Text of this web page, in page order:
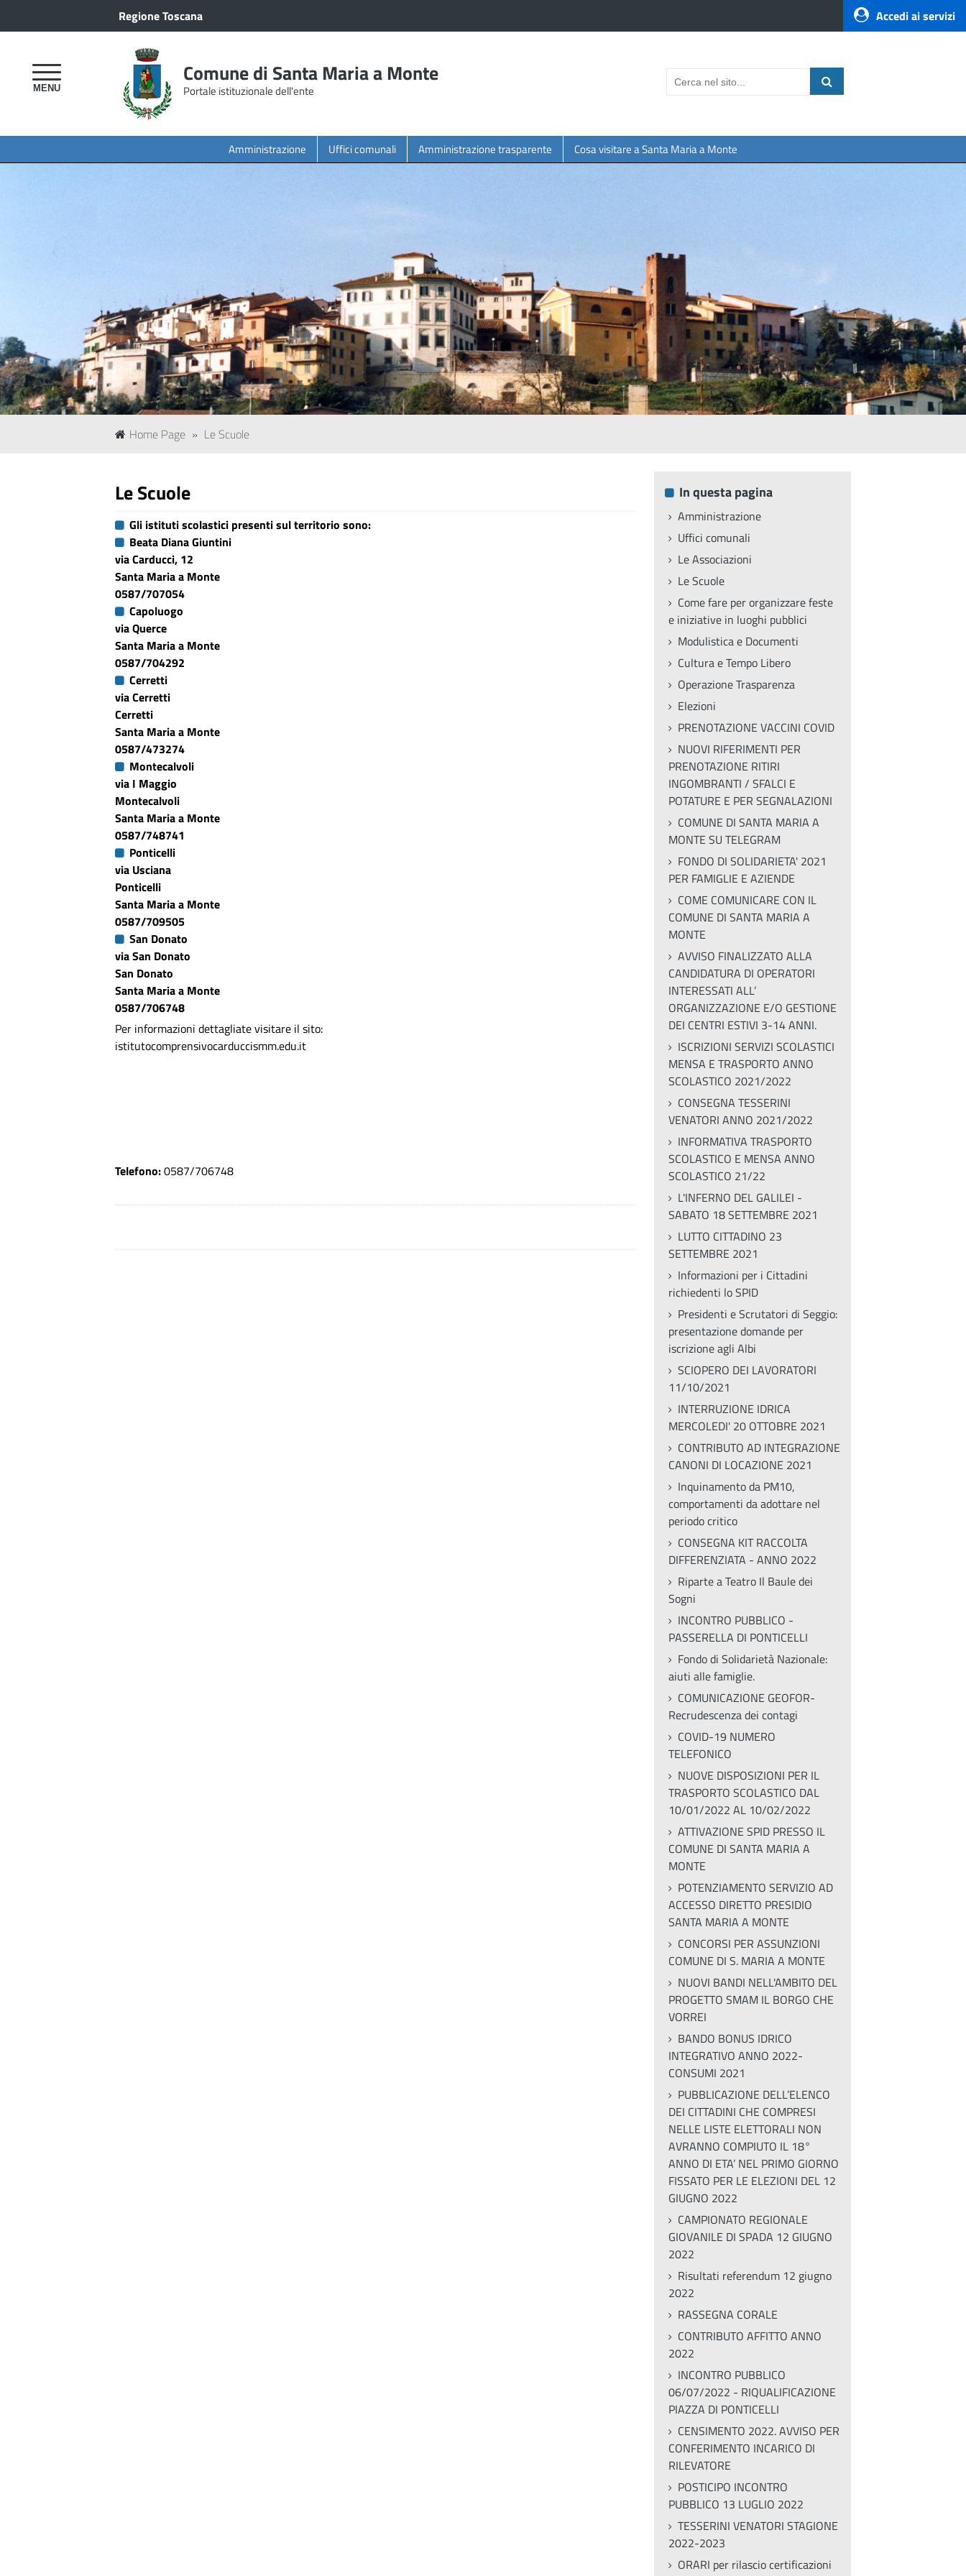
Accedi ai servizi
Regione Toscana
Comune di Santa Maria a Monte
Portale istituzionale dell'ente
Amministrazione Uffici comunali Amministrazione trasparente Cosa visitare a Santa Maria a Monte
Home Page » Le Scuole
Le Scuole
Gli istituti scolastici presenti sul territorio sono:
Beata Diana Giuntini
via Carducci, 12
Santa Maria a Monte
0587/707054
Capoluogo
via Querce
Santa Maria a Monte
0587/704292
Cerretti
via Cerretti
Cerretti
Santa Maria a Monte
0587/473274
Montecalvoli
via I Maggio
Montecalvoli
Santa Maria a Monte
0587/748741
Ponticelli
via Usciana
Ponticelli
Santa Maria a Monte
0587/709505
San Donato
via San Donato
San Donato
Santa Maria a Monte
0587/706748
Per informazioni dettagliate visitare il sito:
istitutocomprensivocarduccismm.edu.it
Telefono:0587/706748
In questa pagina
Amministrazione
Uffici comunali
Le Associazioni
Le Scuole
Come fare per organizzare feste
e iniziative in luoghi pubblici
Modulistica e Documenti
Cultura e Tempo Libero
Operazione Trasparenza
Elezioni
PRENOTAZIONE VACCINI COVID
NUOVI RIFERIMENTI PER
PRENOTAZIONE RITIRI
INGOMBRANTI / SFALCI E
POTATURE E PER SEGNALAZIONI
COMUNE DI SANTA MARIA A
MONTE SU TELEGRAM
FONDO DI SOLIDARIETA' 2021
PER FAMIGLIE E AZIENDE
COME COMUNICARE CON IL
COMUNE DI SANTA MARIA A
MONTE
AVVISO FINALIZZATO ALLA
CANDIDATURA DI OPERATORI
INTERESSATI ALL’
ORGANIZZAZIONE E/O GESTIONE
DEI CENTRI ESTIVI 3-14 ANNI.
ISCRIZIONI SERVIZI SCOLASTICI
MENSA E TRASPORTO ANNO
SCOLASTICO 2021/2022
CONSEGNA TESSERINI
VENATORI ANNO 2021/2022
INFORMATIVA TRASPORTO
SCOLASTICO E MENSA ANNO
SCOLASTICO 21/22
L'INFERNO DEL GALILEI -
SABATO 18 SETTEMBRE 2021
LUTTO CITTADINO 23
SETTEMBRE 2021
Informazioni per i Cittadini
richiedenti lo SPID
Presidenti e Scrutatori di Seggio:
presentazione domande per
iscrizione agli Albi
SCIOPERO DEI LAVORATORI
11/10/2021
INTERRUZIONE IDRICA
MERCOLEDI' 20 OTTOBRE 2021
CONTRIBUTO AD INTEGRAZIONE
CANONI DI LOCAZIONE 2021
Inquinamento da PM10,
comportamenti da adottare nel
periodo critico
CONSEGNA KIT RACCOLTA
DIFFERENZIATA - ANNO 2022
Riparte a Teatro Il Baule dei
Sogni
INCONTRO PUBBLICO -
PASSERELLA DI PONTICELLI
Fondo di Solidarietà Nazionale:
aiuti alle famiglie.
COMUNICAZIONE GEOFOR-
Recrudescenza dei contagi
COVID-19 NUMERO
TELEFONICO
NUOVE DISPOSIZIONI PER IL
TRASPORTO SCOLASTICO DAL
10/01/2022 AL 10/02/2022
ATTIVAZIONE SPID PRESSO IL
COMUNE DI SANTA MARIA A
MONTE
POTENZIAMENTO SERVIZIO AD
ACCESSO DIRETTO PRESIDIO
SANTA MARIA A MONTE
CONCORSI PER ASSUNZIONI
COMUNE DI S. MARIA A MONTE
NUOVI BANDI NELL'AMBITO DEL
PROGETTO SMAM IL BORGO CHE
VORREI
BANDO BONUS IDRICO
INTEGRATIVO ANNO 2022-
CONSUMI 2021
PUBBLICAZIONE DELL’ELENCO
DEI CITTADINI CHE COMPRESI
NELLE LISTE ELETTORALI NON
AVRANNO COMPIUTO IL 18°
ANNO DI ETA’ NEL PRIMO GIORNO
FISSATO PER LE ELEZIONI DEL 12
GIUGNO 2022
CAMPIONATO REGIONALE
GIOVANILE DI SPADA 12 GIUGNO
2022
Risultati referendum 12 giugno
2022
RASSEGNA CORALE
CONTRIBUTO AFFITTO ANNO
2022
INCONTRO PUBBLICO
06/07/2022 - RIQUALIFICAZIONE
PIAZZA DI PONTICELLI
CENSIMENTO 2022. AVVISO PER
CONFERIMENTO INCARICO DI
RILEVATORE
POSTICIPO INCONTRO
PUBBLICO 13 LUGLIO 2022
TESSERINI VENATORI STAGIONE
2022-2023
ORARI per rilascio certificazioni